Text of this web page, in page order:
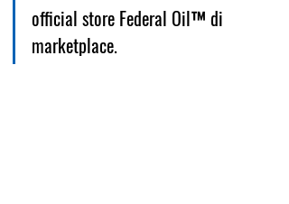
official store Federal Oil™ di
marketplace.